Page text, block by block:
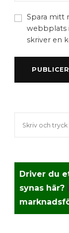
Spara mitt
webbplats
skriver en
något?
Driver du
synas här?